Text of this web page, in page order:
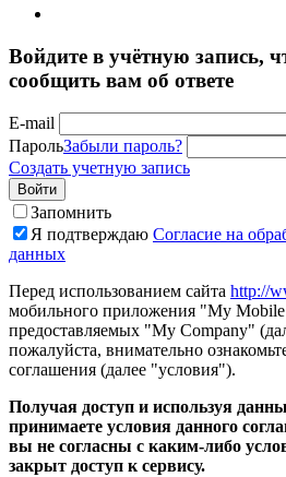
Войдите в учётную запись,
сообщить вам об ответе
E-mail
ПарольЗабыли пароль?
Создать учетную запись
Войти
Запомнить
Я подтверждаю Согласие на
данных
Перед использованием сайта http://
мобильного приложения "My
предоставляемых "My Company"
пожалуйста, внимательно
соглашения (далее "условия").
Получая доступ и используя
принимаете условия данного
вы не согласны с каким-либо
закрыт доступ к сервису.